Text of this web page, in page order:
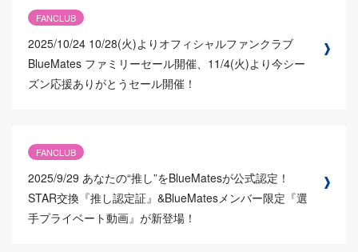
FANCLUB
2025/10/24 10/28(火)よりオフィシャルファンクラブ
BlueMates ファミリーセール開催、11/4(火)より今シー
ズン応援ありがとうセール開催！
FANCLUB
2025/9/29 あなたの“推し”をBlueMatesが公式認定！
STAR交換『推し認定証』&BlueMatesメンバー限定『選
手プライベート動画』が新登場！